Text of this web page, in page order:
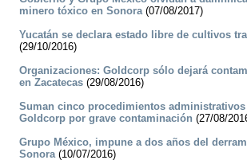
minero tóxico en Sonora(07/08/2017)
Yucatán se declara estado libre de cultivos
(29/10/2016)
Organizaciones: Goldcorp sólo dejará
en Zacatecas (29/08/2016)
Suman cinco procedimientos
Goldcorp por grave contaminación (27/08/
Grupo México, impune a dos años del
Sonora(10/07/2016)